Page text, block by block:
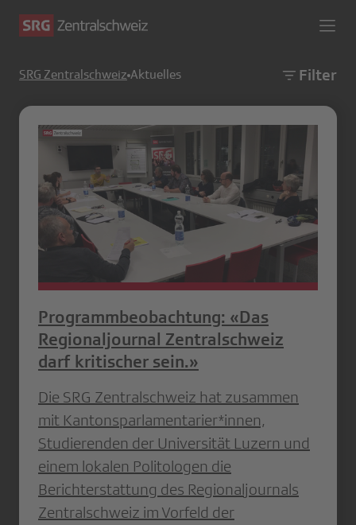
SRG Zentralschweiz Aktuelles Filter
Programmbeobachtung: «Das
Regionaljournal Zentralschweiz
darf kritischer sein.»
Die SRG Zentralschweiz hat zusammen
mit Kantonsparlamentarier*innen,
Studierenden der Universität Luzern und
einem lokalen Politologen die
Berichterstattung des Regionaljournals
Zentralschweiz im Vorfeld der